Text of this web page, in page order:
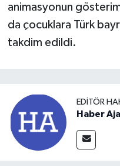
animasyonun
da çocuklara Türk
takdim edildi.
EDITÖR
Haber